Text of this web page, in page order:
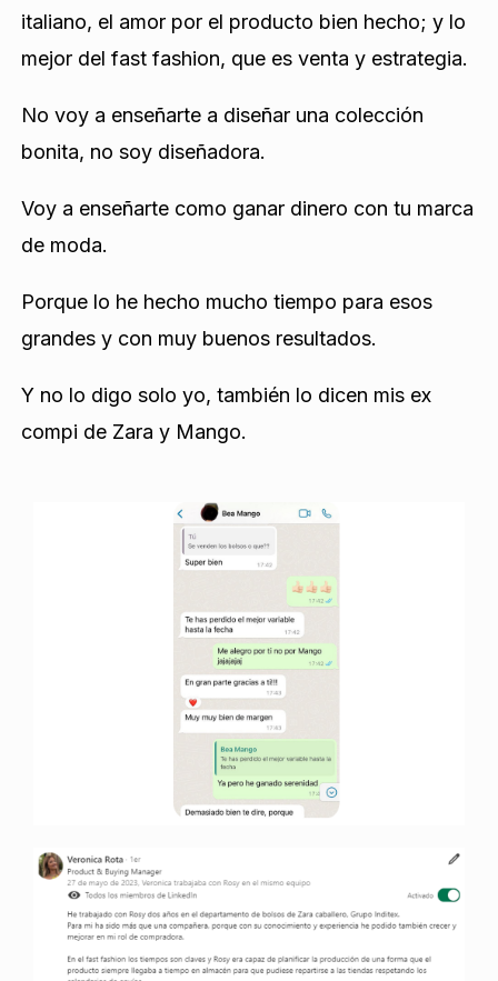
italiano, el amor por el producto bien hecho; y lo
mejor del fast fashion, que es venta y estrategia.
No voy a enseñarte a diseñar una colección
bonita, no soy diseñadora.
Voy a enseñarte como ganar dinero con tu marca
de moda.
Porque lo he hecho mucho tiempo para esos
grandes y con muy buenos resultados.
Y no lo digo solo yo, también lo dicen mis ex
compi de Zara y Mango.